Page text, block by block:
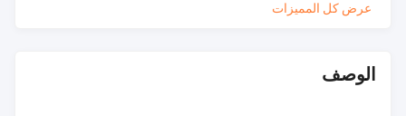
عرض كل المميزات
الوصف